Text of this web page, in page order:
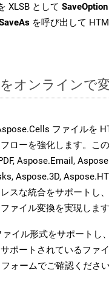
XLSB として SaveOption
を呼び出して
オンラインで
ファイルを
ローを強化します。こ
Aspose.Email,
Aspose.3D,
スな統合をサポートし
ァイル変換を実現します
イル形式をサポートし
ポートされているファ
ォームでご確認ください